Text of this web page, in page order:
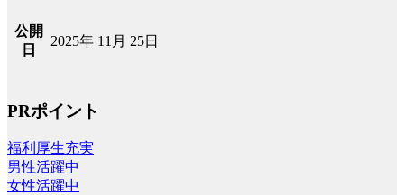
公開
日
2025年 11月 25日
PRポイント
福利厚生充実
男性活躍中
女性活躍中